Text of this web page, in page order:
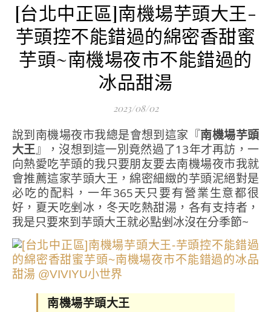
[台北中正區]南機場芋頭大王-
芋頭控不能錯過的綿密香甜蜜
芋頭~南機場夜市不能錯過的
冰品甜湯
2023/08/02
說到南機場夜市我總是會想到這家『南機場芋頭
大王』，沒想到這一別竟然過了13年才再訪，一
向熱愛吃芋頭的我只要朋友要去南機場夜市我就
會推薦這家芋頭大王，綿密細緻的芋頭泥絕對是
必吃的配料，一年365天只要有營業生意都很
好，夏天吃剉冰，冬天吃熱甜湯，各有支持者，
我是只要來到芋頭大王就必點剉冰沒在分季節~
南機場芋頭大王